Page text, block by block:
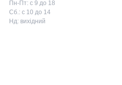
Пн-Пт: с 9 до 18
Сб.: с 10 до 14
Нд: вихідний